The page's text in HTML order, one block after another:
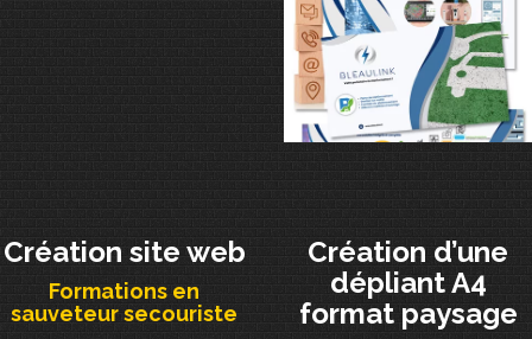
Création site web
Formations en
sauveteur secouriste
Création d’une
dépliant A4
format paysage